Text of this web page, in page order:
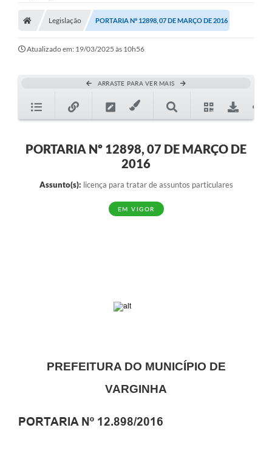
Legislação PORTARIA Nº 12898, 07 DE MARÇO DE 2016
Atualizado em: 19/03/2025 às 10h56
ARRASTE PARA VER MAIS
PORTARIA Nº 12898, 07 DE MARÇO DE
2016
Assunto(s): licença para tratar de assuntos particulares
EM VIGOR
PREFEITURA DO MUNICÍPIO DE
VARGINHA
PORTARIA Nº 12.898/2016